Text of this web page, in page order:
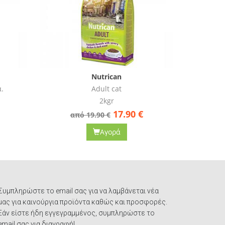
Nutrican
Adult cat
2kgr
από 19.90 € 17.90 €
Αγορά
το email σας για να λαμβάνεται νέα
για καινούργια προϊόντα καθώς και προσφορές.
είστε ήδη εγγεγραμμένος, συμπληρώστε το